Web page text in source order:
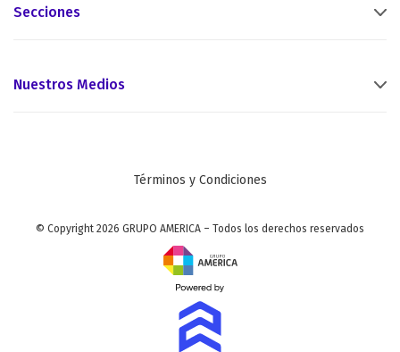
Secciones
Nuestros Medios
Términos y Condiciones
© Copyright 2026 GRUPO AMERICA – Todos los derechos reservados